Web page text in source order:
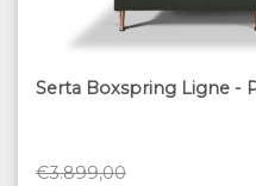
Serta Boxspring Ligne -
€3.899,00